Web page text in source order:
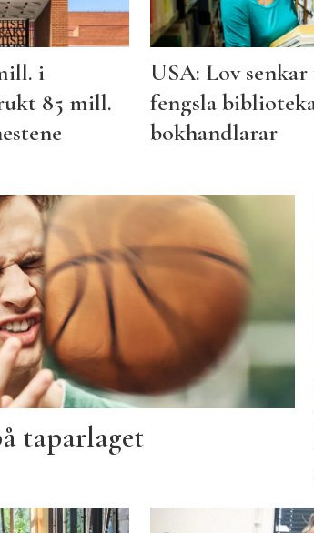
i
85 mill.
USA: Lov
fengsla
bokhandlarar
taparlaget